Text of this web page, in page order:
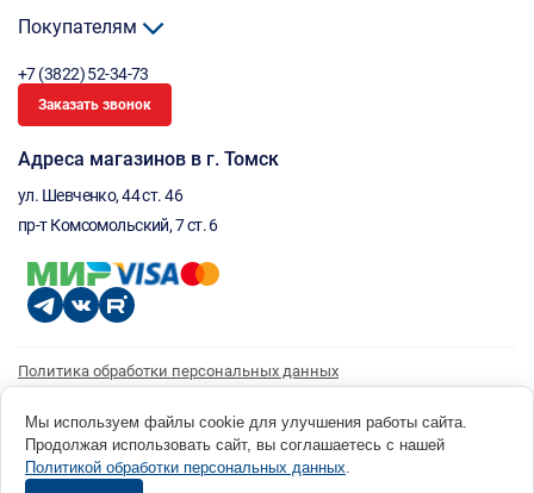
Покупателям
+7 (3822) 52-34-73
Заказать звонок
Адреса магазинов в г. Томск
ул. Шевченко, 44 ст. 46
пр-т Комсомольский, 7 ст. 6
Политика обработки персональных данных
Согласие на получение рассылки
© 1996 - 2026 инструмент парк «Мастер Плюс» Россия, г. Томск, ул. Шевченко, 44 ст. 46, (3822) 52-34-
73 okp@masterplus.tomsk.ru ИП Брусницын Д.Н. ИНН 701700002741
Мы используем файлы cookie для улучшения работы сайта.
Продолжая использовать сайт, вы соглашаетесь с нашей
Политикой обработки персональных данных.